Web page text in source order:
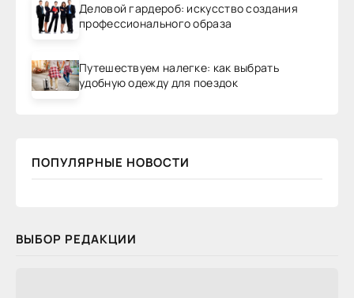
Деловой гардероб: искусство создания
профессионального образа
Путешествуем налегке: как выбрать
удобную одежду для поездок
ПОПУЛЯРНЫЕ НОВОСТИ
ВЫБОР РЕДАКЦИИ